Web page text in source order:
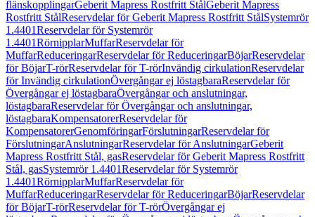
flänskopplingarGeberit Mapress Rostfritt StålGeberit Mapress
Rostfritt StålReservdelar för Geberit Mapress Rostfritt StålSystemrör
1.4401Reservdelar för Systemrör
1.4401RörnipplarMuffarReservdelar för
MuffarReduceringarReservdelar för ReduceringarBöjarReservdelar
för BöjarT-rörReservdelar för T-rörInvändig cirkulationReservdelar
för Invändig cirkulationÖvergångar ej löstagbaraReservdelar för
Övergångar ej löstagbaraÖvergångar och anslutningar,
löstagbaraReservdelar för Övergångar och anslutningar,
löstagbaraKompensatorerReservdelar för
KompensatorerGenomföringarFörslutningarReservdelar för
FörslutningarAnslutningarReservdelar för AnslutningarGeberit
Mapress Rostfritt Stål, gasReservdelar för Geberit Mapress Rostfritt
Stål, gasSystemrör 1.4401Reservdelar för Systemrör
1.4401RörnipplarMuffarReservdelar för
MuffarReduceringarReservdelar för ReduceringarBöjarReservdelar
för BöjarT-rörReservdelar för T-rörÖvergångar ej